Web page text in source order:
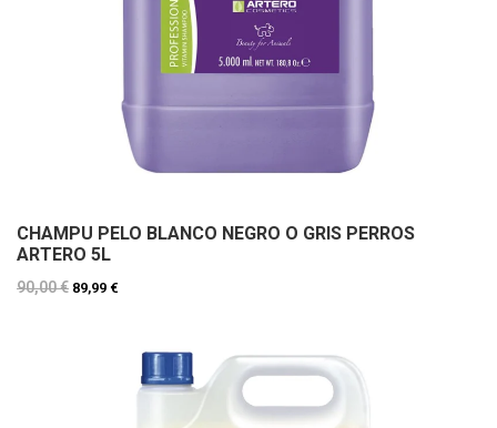
CHAMPU PELO BLANCO NEGRO O GRIS PERROS
ARTERO 5L
90,00 € 89,99 €